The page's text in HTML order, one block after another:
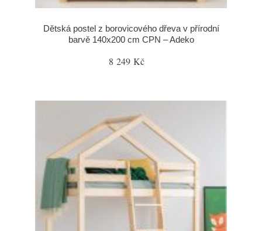
Dětská postel z borovicového dřeva v přírodní
barvě 140x200 cm CPN – Adeko
8 249 Kč